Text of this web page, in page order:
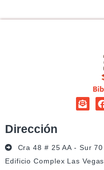
Dirección
Cra 48 # 25 AA - Sur 70
Edificio Complex Las Vegas